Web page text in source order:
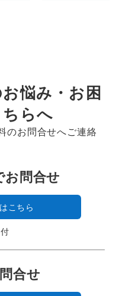
悩み・お困
らへ
のお問合せへご連絡
お問合せ
こちら
合せ